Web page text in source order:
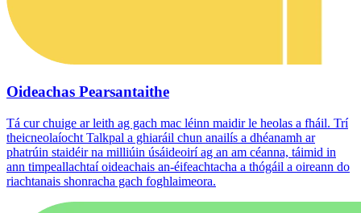
Oideachas Pearsantaithe
Tá cur chuige ar leith ag gach mac léinn maidir le heolas a fháil. Trí
theicneolaíocht Talkpal a ghiaráil chun anailís a dhéanamh ar
phatrúin staidéir na milliúin úsáideoirí ag an am céanna, táimid in
ann timpeallachtaí oideachais an-éifeachtacha a thógáil a oireann do
riachtanais shonracha gach foghlaimeora.